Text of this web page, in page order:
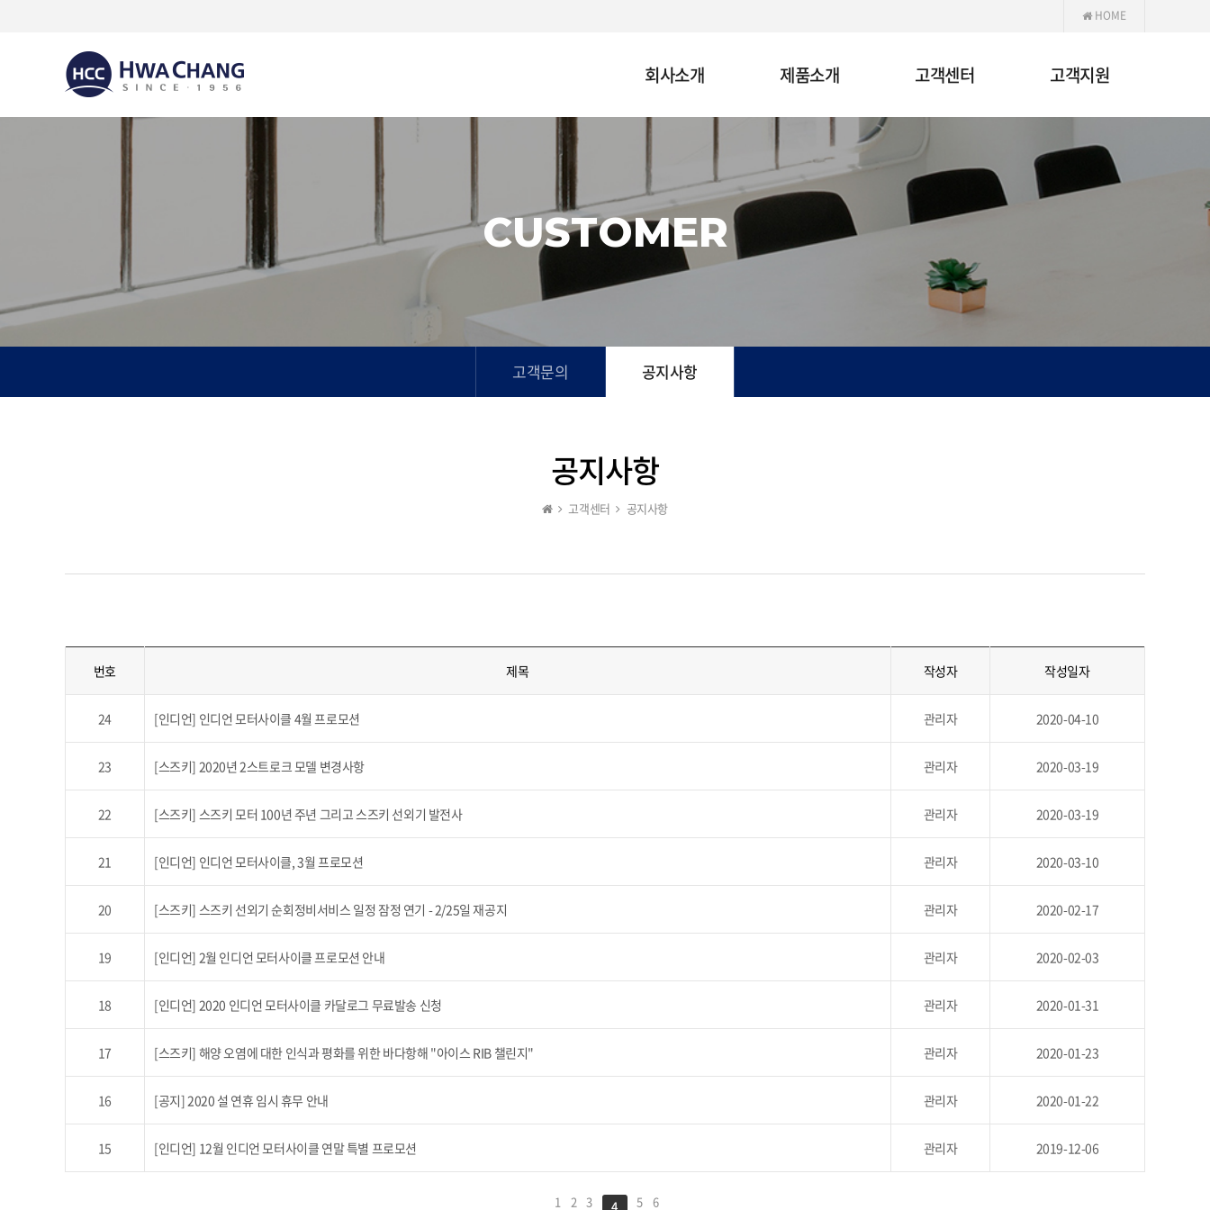
HOME
회사소개 제품소개 고객센터 고객지원
CUSTOMER
고객문의 공지사항
공지사항
고객센터 공지사항
번호 제목 작성자 작성일자
24 [인디언] 인디언 모터사이클 4월 프로모션 관리자 2020-04-10
23 [스즈키] 2020년 2스트로크 모델 변경사항 관리자 2020-03-19
22 [스즈키] 스즈키 모터 100년 주년 그리고 스즈키 선외기 발전사 관리자 2020-03-19
21 [인디언] 인디언 모터사이클, 3월 프로모션 관리자 2020-03-10
20 [스즈키] 스즈키 선외기 순회정비서비스 일정 잠정 연기 - 2/25일 재공지 관리자 2020-02-17
19 [인디언] 2월 인디언 모터사이클 프로모션 안내 관리자 2020-02-03
18 [인디언] 2020 인디언 모터사이클 카달로그 무료발송 신청 관리자 2020-01-31
17 [스즈키] 해양 오염에 대한 인식과 평화를 위한 바다항해 "아이스 RIB 챌린지" 관리자 2020-01-23
16 [공지] 2020 설 연휴 임시 휴무 안내 관리자 2020-01-22
15 [인디언] 12월 인디언 모터사이클 연말 특별 프로모션 관리자 2019-12-06
1 2 3 4 5 6